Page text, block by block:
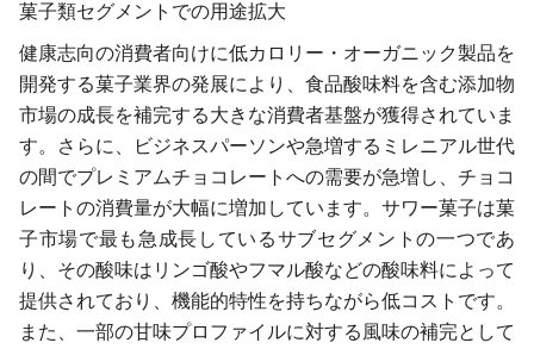
菓子類セグメントでの用途拡大
健康志向の消費者向けに低カロリー・オーガニック製品を
開発する菓子業界の発展により、食品酸味料を含む添加物
市場の成長を補完する大きな消費者基盤が獲得されていま
す。さらに、ビジネスパーソンや急増するミレニアル世代
の間でプレミアムチョコレートへの需要が急増し、チョコ
レートの消費量が大幅に増加しています。サワー菓子は菓
子市場で最も急成長しているサブセグメントの一つであ
り、その酸味はリンゴ酸やフマル酸などの酸味料によって
提供されており、機能的特性を持ちながら低コストです。
また、一部の甘味プロファイルに対する風味の補完として